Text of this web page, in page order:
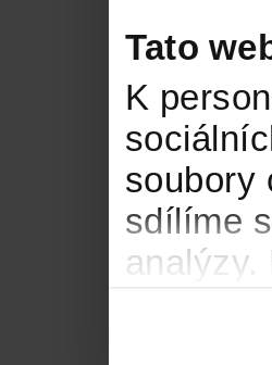
Tato
K
soubory
sdílíme
analýzy.